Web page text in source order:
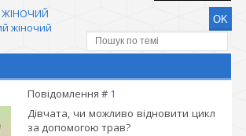
ЖІНОЧИЙ
жіночий
Повідомлення # 1
Дівчата, чи можливо відновити цикл
за допомогою трав?